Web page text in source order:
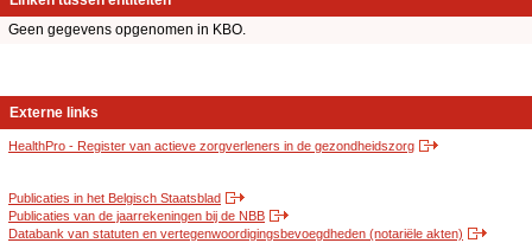
Geen gegevens opgenomen in KBO.
Externe links
HealthPro - Register van actieve zorgverleners in de gezondheidszorg
Publicaties in het Belgisch Staatsblad
Publicaties van de jaarrekeningen bij de NBB
Databank van statuten en vertegenwoordigingsbevoegdheden (notariële akten)